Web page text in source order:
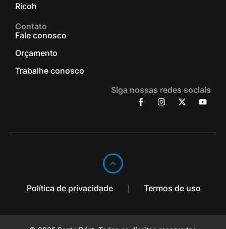
Ricoh
Contato
Fale conosco
Orçamento
Trabalhe conosco
Siga nossas redes sociais
Política de privacidade Termos de uso